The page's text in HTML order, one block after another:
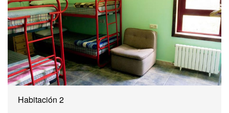
Habitación 2